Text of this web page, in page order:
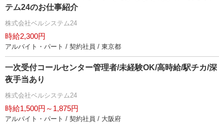
テム24のお仕事紹介
株式会社ベルシステム24
時給2,300円
アルバイト・パート / 契約社員 / 東京都
一次受付コールセンター管理者/未経験OK/高時給/駅チカ/深
夜手当あり
株式会社ベルシステム24
時給1,500円～1,875円
アルバイト・パート / 契約社員 / 大阪府